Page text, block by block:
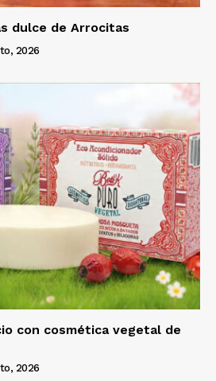
dulce de Arrocitas
2026
con cosmética vegetal de
2026